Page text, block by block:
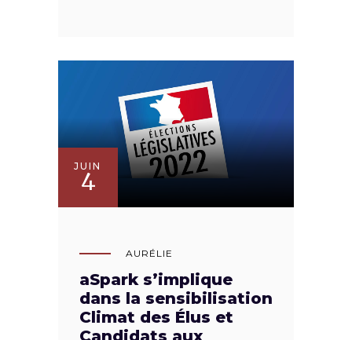
JUIN
4
AURÉLIE
aSpark s’implique
dans la sensibilisation
Climat des Élus et
Candidats aux